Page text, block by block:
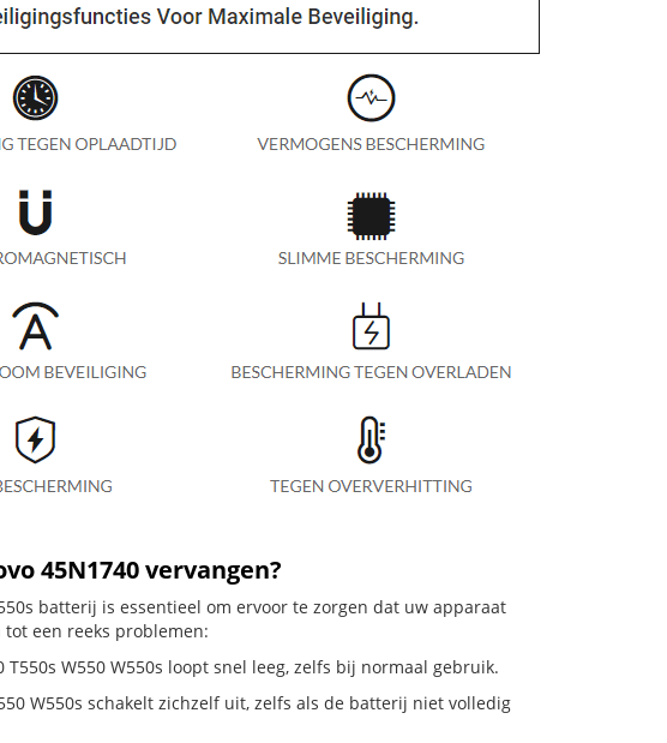
45N1740 vervangen?
batterij is essentieel om ervoor te zorgen dat uw apparaat
een reeks problemen:
W550 W550s loopt snel leeg, zelfs bij normaal gebruik.
W550s schakelt zichzelf uit, zelfs als de batterij niet volledig